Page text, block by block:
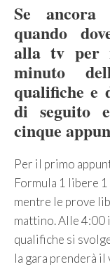
Se ancora
quando
alla tv per
minuto
qualifiche e
di seguito
cinque
Per il primo
Formula 1 libere
mentre le prove
mattino. Alle 4:00
qualifiche si
la gara prenderà